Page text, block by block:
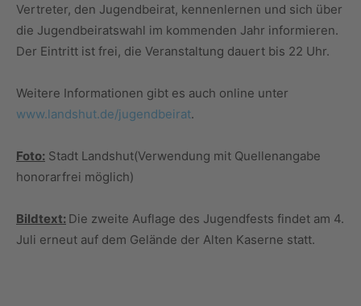
Vertreter, den Jugendbeirat, kennenlernen und sich über
die Jugendbeiratswahl im kommenden Jahr informieren.
Der Eintritt ist frei, die Veranstaltung dauert bis 22 Uhr.
Weitere Informationen gibt es auch online unter
www.landshut.de/jugendbeirat.
Foto: Stadt Landshut(Verwendung mit Quellenangabe
honorarfrei möglich)
Bildtext: Die zweite Auflage des Jugendfests findet am 4.
Juli erneut auf dem Gelände der Alten Kaserne statt.